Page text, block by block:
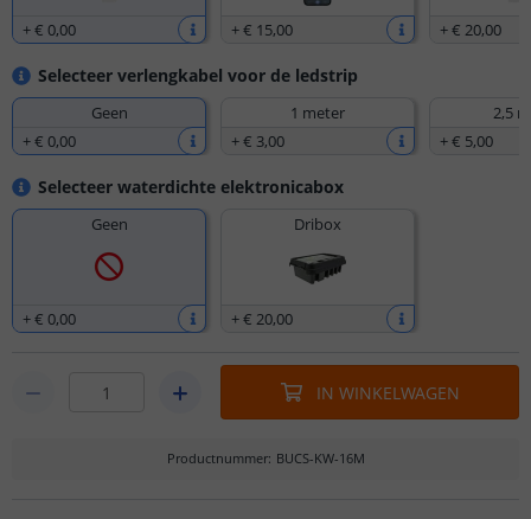
+€ 0,00 +€ 15,00 +€ 20,00
Selecteer verlengkabel voor de ledstrip
Geen
+€ 0,00
1 meter
+€ 3,00
2,5
+€ 5,00
Selecteer waterdichte elektronicabox
Geen
+€ 0,00
Dribox
+€ 20,00
IN WINKELWAGEN
Productnummer: BUCS-KW-16M